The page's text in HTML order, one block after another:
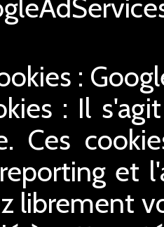
:
: Il
Ces
et
librement